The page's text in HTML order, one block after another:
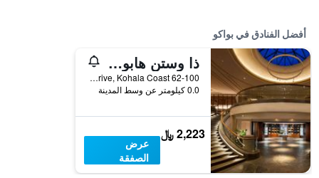
أفضل الفنادق في بواكو
ذا وستن هابونا بيتش ريزورت
62-100 Kauna’oa Drive, Kohala Coast, بواكو, الجزيرة الكبيرة، هاواي, HI, الولايات المتحدة الأميريكية
0.0 كيلومتر عن وسط المدينة
2,223 ﷼
عرض
الصفقة